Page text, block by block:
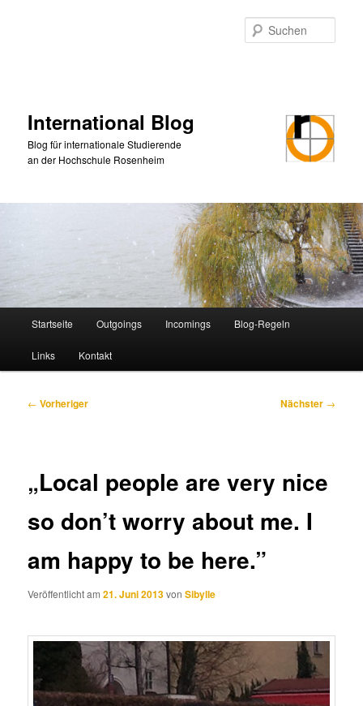
International Blog
Blog für internationale Studierende
an der Hochschule Rosenheim
Startseite Outgoings Incomings Blog-Regeln
Links Kontakt
Beitragsnavigation
← Vorheriger Nächster →
„Local people are very nice
so don’t worry about me. I
am happy to be here.”
Veröffentlicht am21. Juni 2013vonSibylle